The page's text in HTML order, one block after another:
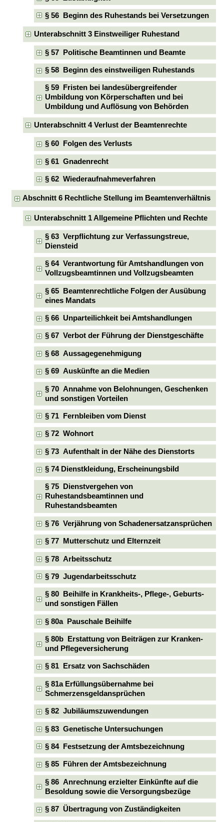
§ 56 Beginn des Ruhestands bei Versetzungen
Unterabschnitt 3 Einstweiliger Ruhestand
§ 57 Politische Beamtinnen und Beamte
§ 58 Beginn des einstweiligen Ruhestands
§ 59 Fristen bei landesübergreifender
Umbildung von Körperschaften und bei
Umbildung und Auflösung von Behörden
Unterabschnitt 4 Verlust der Beamtenrechte
§ 60 Folgen des Verlusts
§ 61 Gnadenrecht
§ 62 Wiederaufnahmeverfahren
Abschnitt 6 Rechtliche Stellung im Beamtenverhältnis
Unterabschnitt 1 Allgemeine Pflichten und Rechte
§ 63 Verpflichtung zur Verfassungstreue,
Diensteid
§ 64 Verantwortung für Amtshandlungen von
Vollzugsbeamtinnen und Vollzugsbeamten
§ 65 Beamtenrechtliche Folgen der Ausübung
eines Mandats
§ 66 Unparteilichkeit bei Amtshandlungen
§ 67 Verbot der Führung der Dienstgeschäfte
§ 68 Aussagegenehmigung
§ 69 Auskünfte an die Medien
§ 70 Annahme von Belohnungen, Geschenken
und sonstigen Vorteilen
§ 71 Fernbleiben vom Dienst
§ 72 Wohnort
§ 73 Aufenthalt in der Nähe des Dienstorts
§ 74 Dienstkleidung, Erscheinungsbild
§ 75 Dienstvergehen von
Ruhestandsbeamtinnen und
Ruhestandsbeamten
§ 76 Verjährung von Schadenersatzansprüchen
§ 77 Mutterschutz und Elternzeit
§ 78 Arbeitsschutz
§ 79 Jugendarbeitsschutz
§ 80 Beihilfe in Krankheits-, Pflege-, Geburts-
und sonstigen Fällen
§ 80a Pauschale Beihilfe
§ 80b Erstattung von Beiträgen zur Kranken-
und Pflegeversicherung
§ 81 Ersatz von Sachschäden
§ 81a Erfüllungsübernahme bei
Schmerzensgeldansprüchen
§ 82 Jubiläumszuwendungen
§ 83 Genetische Untersuchungen
§ 84 Festsetzung der Amtsbezeichnung
§ 85 Führen der Amtsbezeichnung
§ 86 Anrechnung erzielter Einkünfte auf die
Besoldung sowie die Versorgungsbezüge
§ 87 Übertragung von Zuständigkeiten